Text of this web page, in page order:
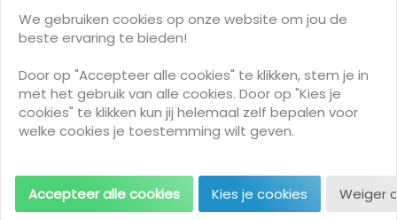
Klantenservice
Neem contact met ons op!
We gebruiken cookies op onze website om jou de
beste ervaring te bieden!
Door op "Accepteer alle cookies" te klikken, stem je in
met het gebruik van alle cookies. Door op "Kies je
cookies" te klikken kun jij helemaal zelf bepalen voor
welke cookies je toestemming wilt geven.
Accepteer alle cookies Kies je cookies Weiger